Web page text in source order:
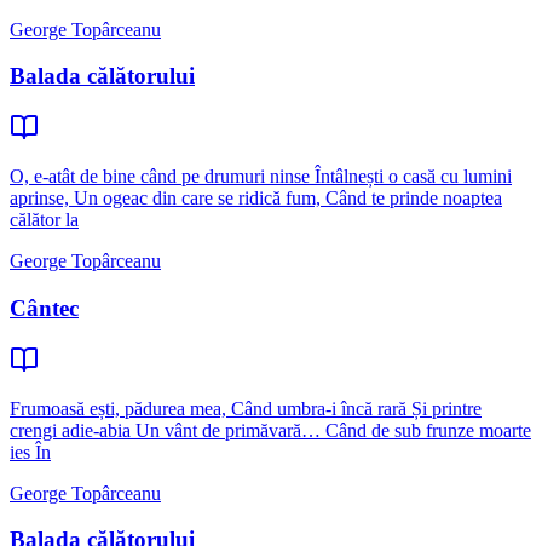
George Topârceanu
Balada călătorului
O, e-atât de bine când pe drumuri ninse Întâlnești o casă cu lumini
aprinse, Un ogeac din care se ridică fum, Când te prinde noaptea
călător la
George Topârceanu
Cântec
Frumoasă ești, pădurea mea, Când umbra-i încă rară Și printre
crengi adie-abia Un vânt de primăvară… Când de sub frunze moarte
ies În
George Topârceanu
Balada călătorului